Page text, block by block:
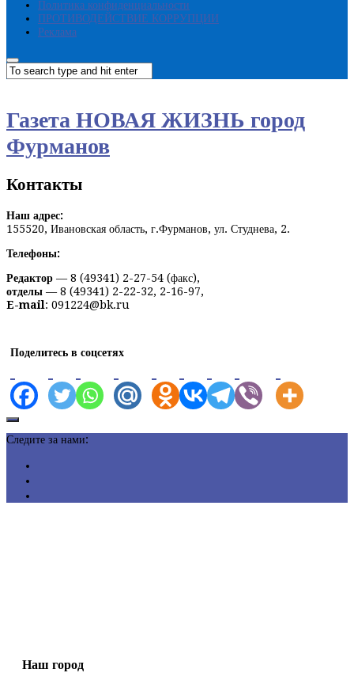
Политика конфиденциальности
ПРОТИВОДЕЙСТВИЕ КОРРУПЦИИ
Реклама
Газета НОВАЯ ЖИЗНЬ город
Фурманов
Контакты
Наш адрес:
155520, Ивановская область, г.Фурманов, ул. Студнева, 2.
Телефоны:
Редактор — 8 (49341) 2-27-54 (факс),
отделы — 8 (49341) 2-22-32, 2-16-97,
E-mail: 091224@bk.ru
Поделитесь в соцсетях
Следите за нами:
Наш город